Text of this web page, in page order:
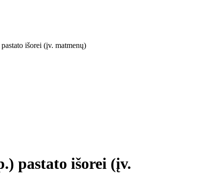
išorei (įv. matmenų)
pastato išorei (įv.